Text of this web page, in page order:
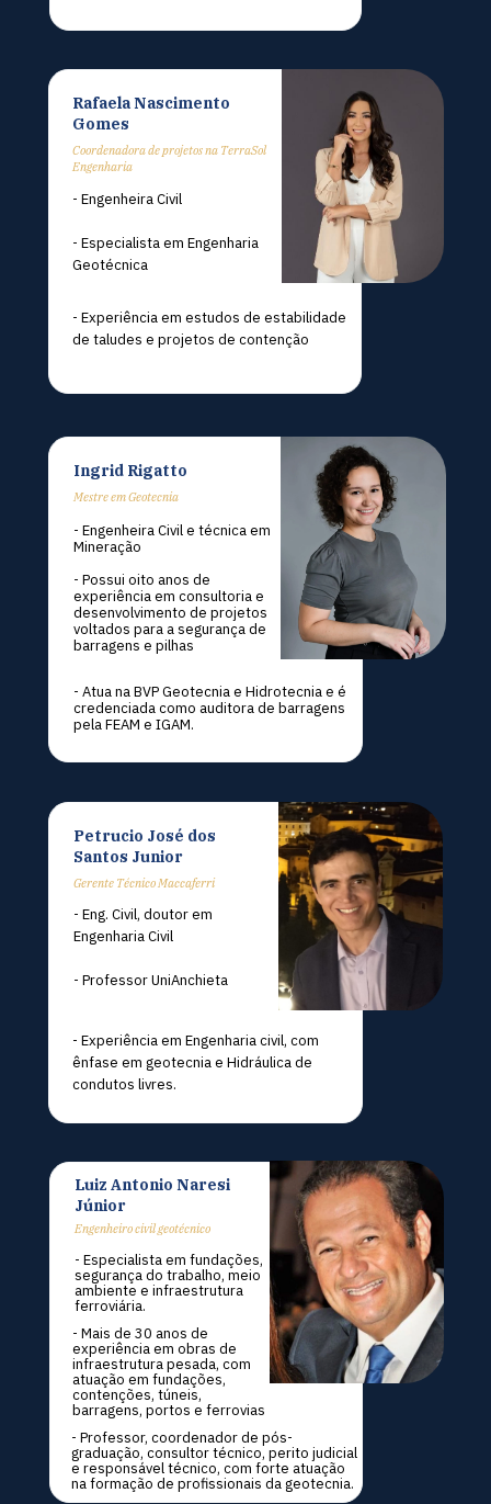
Klinger Senra
Rezende
Rafaela Nascimento
Gomes
Coordenadora de projetos na TerraSol
Engenharia
- Engenheira Civil
- Especialista em Engenharia
Geotécnica
- Experiência em estudos de estabilidade
de taludes e projetos de contenção
Ingrid Rigatto
Petrucio José dos
Santos Junior
Mestre em Geotecnia
Gerente Técnico Maccaferri
- Engenheira Civil e técnica em
Mineração
- Possui oito anos de
experiência em consultoria e
desenvolvimento de projetos
voltados para a segurança de
barragens e pilhas
- Eng. Civil, doutor em
Engenharia Civil
- Professor UniAnchieta
- Experiência em Engenharia civil, com
ênfase em geotecnia e Hidráulica de
condutos livres.
- Atua na BVP Geotecnia e Hidrotecnia e é
credenciada como auditora de barragens
pela FEAM e IGAM.
Luiz Antonio Naresi
Júnior
Engenheiro civil geotécnico
- Especialista em fundações,
segurança do trabalho, meio
ambiente e infraestrutura
ferroviária.
- Mais de 30 anos de
experiência em obras de
infraestrutura pesada, com
atuação em fundações,
contenções, túneis,
barragens, portos e ferrovias
- Professor, coordenador de pós-
graduação, consultor técnico, perito judicial
e responsável técnico, com forte atuação
na formação de profissionais da geotecnia.